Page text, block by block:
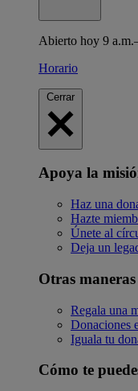
Abierto hoy 9
Horario
Cerrar
Apoya la
Haz una
Hazte
Únete al
Deja un
Otras
Regala una
Donaciones
Iguala tu
Cómo te